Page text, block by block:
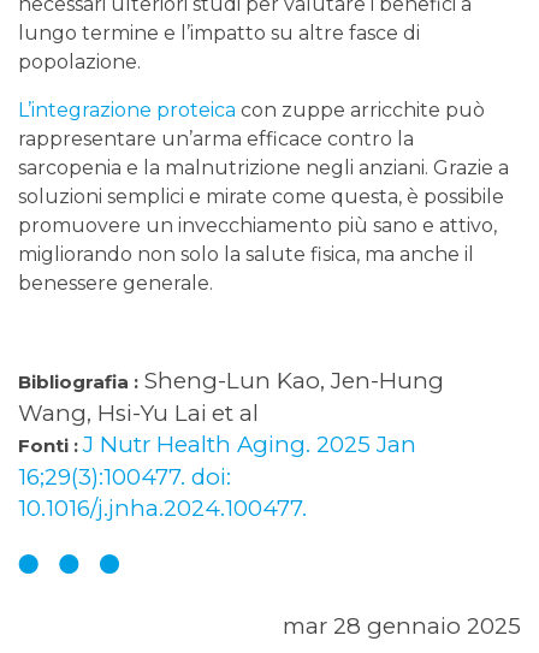
lungo termine e l’impatto su altre fasce di
popolazione.
L’integrazione proteica con zuppe arricchite può
rappresentare un’arma efficace contro la
sarcopenia e la malnutrizione negli anziani. Grazie a
soluzioni semplici e mirate come questa, è possibile
promuovere un invecchiamento più sano e attivo,
migliorando non solo la salute fisica, ma anche il
benessere generale.
Bibliografia : Sheng-Lun Kao, Jen-Hung
Wang, Hsi-Yu Lai et al
Fonti :J Nutr Health Aging. 2025 Jan
16;29(3):100477. doi:
10.1016/j.jnha.2024.100477.
mar 28 gennaio 2025